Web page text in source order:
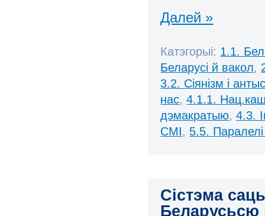
Далей »
Катэгорыі: 1.1.
Беларусі й вакол,
3.2. Сіянізм і
нас,4.1.1.
дэмакратыю,4.3.
СМІ, 5.5.
Сістэма
Беларусьсю